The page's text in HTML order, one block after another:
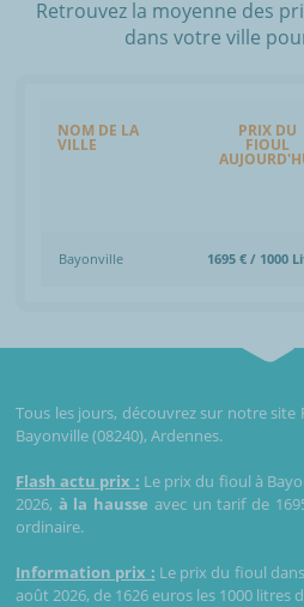
Retrouvez la moyenne des
dans votre ville
NOM DE LA
VILLE
PRIX DU
FIOUL
Bayonville 1695 € / 1000
Tous les jours, découvrez sur notre
Bayonville (08240), Ardennes.
Flash actu prix : Le prix du fioul à
2026, à la hausse avec un tarif de
ordinaire.
Information prix : Le prix du fioul
août 2026, de 1626 euros les 1000 litres